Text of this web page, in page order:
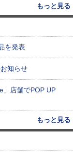
もっと見る
を発表
知らせ
」店舗でPOP UP
もっと見る